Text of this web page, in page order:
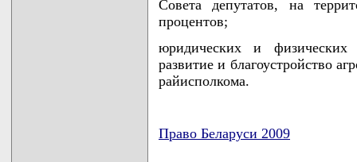
Совета депутатов, на
процентов;
юридических и
развитие и благоустройство
райисполкома.
Право Беларуси 2009